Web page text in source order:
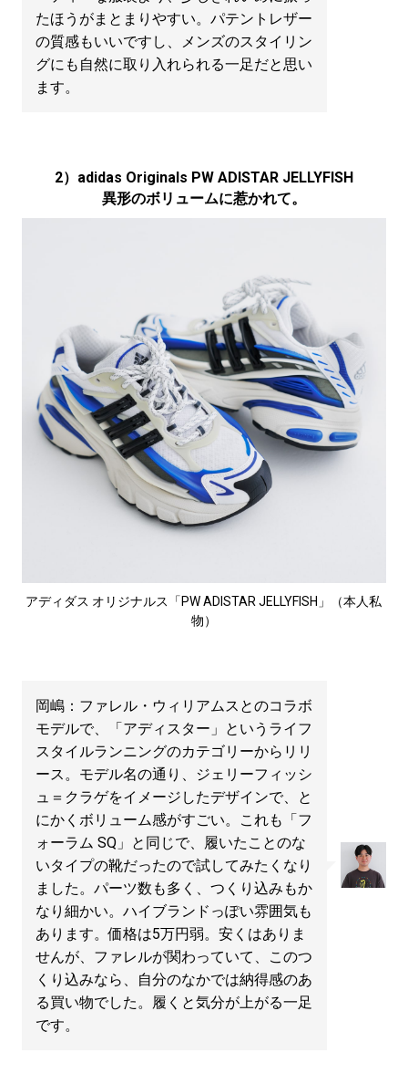
たほうがまとまりやすい。パテントレザー
の質感もいいですし、メンズのスタイリン
グにも自然に取り入れられる一足だと思い
ます。
2）adidas Originals PW ADISTAR JELLYFISH
異形のボリュームに惹かれて。
アディダス オリジナルス「PW ADISTAR JELLYFISH」（本人私
物）
岡嶋：ファレル・ウィリアムスとのコラボ
モデルで、「アディスター」というライフ
スタイルランニングのカテゴリーからリリ
ース。モデル名の通り、ジェリーフィッシ
ュ＝クラゲをイメージしたデザインで、と
にかくボリューム感がすごい。これも「フ
ォーラム SQ」と同じで、履いたことのな
いタイプの靴だったので試してみたくなり
ました。パーツ数も多く、つくり込みもか
なり細かい。ハイブランドっぽい雰囲気も
あります。価格は5万円弱。安くはありま
せんが、ファレルが関わっていて、このつ
くり込みなら、自分のなかでは納得感のあ
る買い物でした。履くと気分が上がる一足
です。